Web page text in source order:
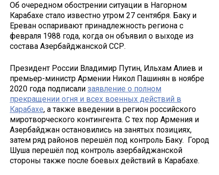
Об очередном обострении ситуации в Нагорном
Карабахе стало известно утром 27 сентября. Баку и
Ереван оспаривают принадлежность региона с
февраля 1988 года, когда он объявил о выходе из
состава Азербайджанской ССР.
Президент России Владимир Путин, Ильхам Алиев и
премьер-министр Армении Никол Пашинян в ноябре
2020 года подписали заявление о полном
прекращении огня и всех военных действий в
Карабахе, а также введении в регион российского
миротворческого контингента. С тех пор Армения и
Азербайджан остановились на занятых позициях,
затем ряд районов перешёл под контроль Баку. Город
Шуша перешёл под контроль азербайджанской
стороны также после боевых действий в Карабахе.